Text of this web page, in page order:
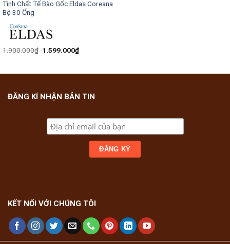
Tinh Chất Tế Bào Gốc Eldas Coreana
Bộ 30 Ống
1.900.000₫ 1.599.000₫
ĐĂNG KÍ NHẬN BẢN TIN
KẾT NỐI VỚI CHÚNG TÔI